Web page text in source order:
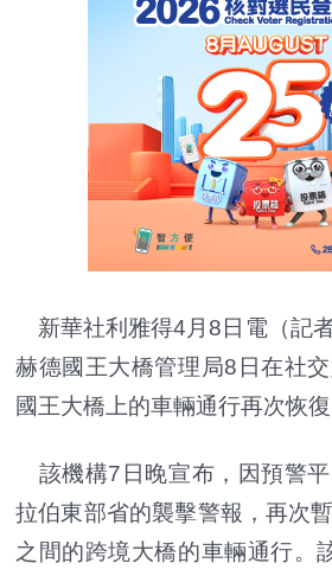
新華社利雅得4月8日電（記
赫德國王大橋管理局8日在社
國王大橋上的車輛通行再次恢復
該機構7日晚宣布，因預警
拉伯東部省的襲擊警報，再次
之間的跨境大橋的車輛通行。